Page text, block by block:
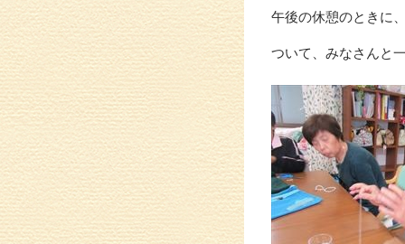
午後の休憩のときに
ついて、みなさんと